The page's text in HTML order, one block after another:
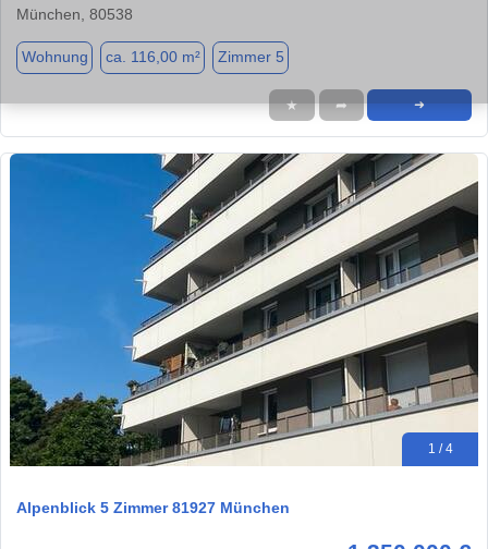
München, 80538
Wohnung ca. 116,00 m² Zimmer 5
★ ➦ ➜
1 / 4
Alpenblick 5 Zimmer 81927 München